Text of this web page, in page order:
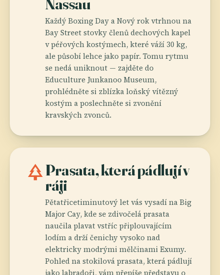
Každý Boxing Day a Nový rok vtrhnou na
Bay Street stovky členů dechových kapel
v péřových kostýmech, které váží 30 kg,
ale působí lehce jako papír. Tomu rytmu
se nedá uniknout — zajděte do
Educulture Junkanoo Museum,
prohlédněte si zblízka loňský vítězný
kostým a poslechněte si zvonění
kravských zvonců.
parkPrasata, která pádlují v
ráji
Pětatřicetiminutový let vás vysadí na Big
Major Cay, kde se zdivočelá prasata
naučila plavat vstříc připlouvajícím
lodím a drží čenichy vysoko nad
elektricky modrými mělčinami Exumy.
Pohled na stokilová prasata, která pádlují
jako labradoři, vám přepíše představu o